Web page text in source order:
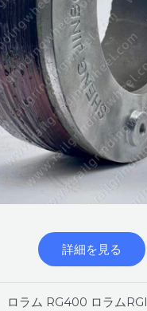
詳細を見る
ロラム RG400 ロラムRGI